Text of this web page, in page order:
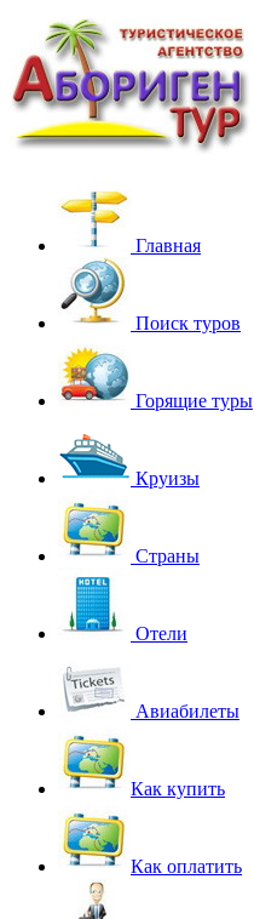
Главная
Поиск туров
Горящие туры
Круизы
Страны
Отели
Авиабилеты
Как купить
Как оплатить